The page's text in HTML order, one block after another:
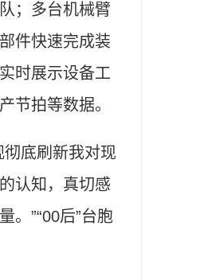
；多台机械臂
件快速完成装
时展示设备工
节拍等数据。
底刷新我对现
认知，真切感
。”“00后”台胞